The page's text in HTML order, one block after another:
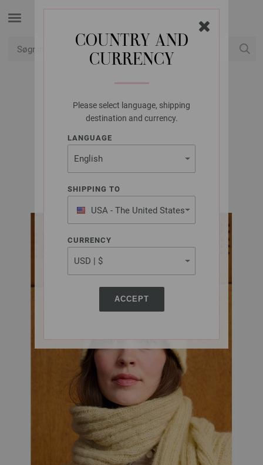
COUNTRY AND
CURRENCY
Please select language, shipping
destination and currency.
LANGUAGE
SHIPPING TO
USA - The United States
of America
CURRENCY
ACCEPT
LANA GROSSA
HUE AIRY
Classici No. 29 | Model 29